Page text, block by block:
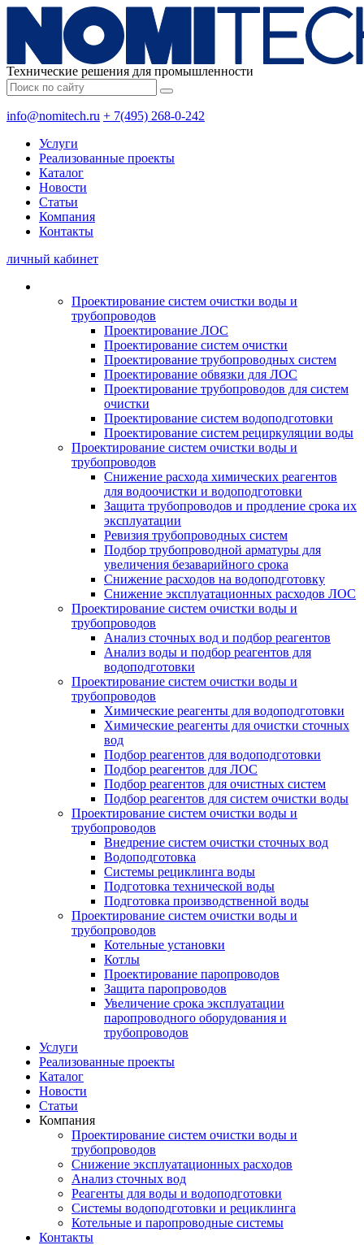
Технические решения для промышленности
info@nomitech.ru + 7(495) 268-0-242
Услуги
Реализованные проекты
Каталог
Новости
Статьи
Компания
Контакты
личный кабинет
Проектирование систем очистки воды и
трубопроводов
Проектирование ЛОС
Проектирование систем очистки
Проектирование трубопроводных систем
Проектирование обвязки для ЛОС
Проектирование трубопроводов для систем
очистки
Проектирование систем водоподготовки
Проектирование систем рециркуляции воды
Проектирование систем очистки воды и
трубопроводов
Снижение расхода химических реагентов
для водоочистки и водоподготовки
Защита трубопроводов и продление срока их
эксплуатации
Ревизия трубопроводных систем
Подбор трубопроводной арматуры для
увеличения безаварийного срока
Снижение расходов на водоподготовку
Снижение эксплуатационных расходов ЛОС
Проектирование систем очистки воды и
трубопроводов
Анализ сточных вод и подбор реагентов
Анализ воды и подбор реагентов для
водоподготовки
Проектирование систем очистки воды и
трубопроводов
Химические реагенты для водоподготовки
Химические реагенты для очистки сточных
вод
Подбор реагентов для водоподготовки
Подбор реагентов для ЛОС
Подбор реагентов для очистных систем
Подбор реагентов для систем очистки воды
Проектирование систем очистки воды и
трубопроводов
Внедрение систем очистки сточных вод
Водоподготовка
Системы рециклинга воды
Подготовка технической воды
Подготовка производственной воды
Проектирование систем очистки воды и
трубопроводов
Котельные установки
Котлы
Проектирование паропроводов
Защита паропроводов
Увеличение срока эксплуатации
паропроводного оборудования и
трубопроводов
Услуги
Реализованные проекты
Каталог
Новости
Статьи
Компания
Проектирование систем очистки воды и
трубопроводов
Снижение эксплуатационных расходов
Анализ сточных вод
Реагенты для воды и водоподготовки
Системы водоподготовки и рециклинга
Котельные и паропроводные системы
Контакты